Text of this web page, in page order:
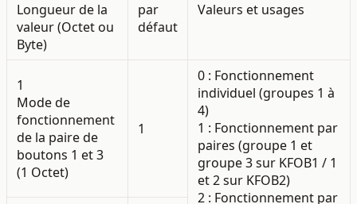
Longueur de la
valeur (Octet ou
Byte)
par
défaut
Valeurs et usages
1
Mode de
fonctionnement
de la paire de
boutons 1 et 3
(1 Octet)
1
0 : Fonctionnement
individuel (groupes 1 à
4)
1 : Fonctionnement par
paires (groupe 1 et
groupe 3 sur KFOB1 / 1
et 2 sur KFOB2)
2 : Fonctionnement par